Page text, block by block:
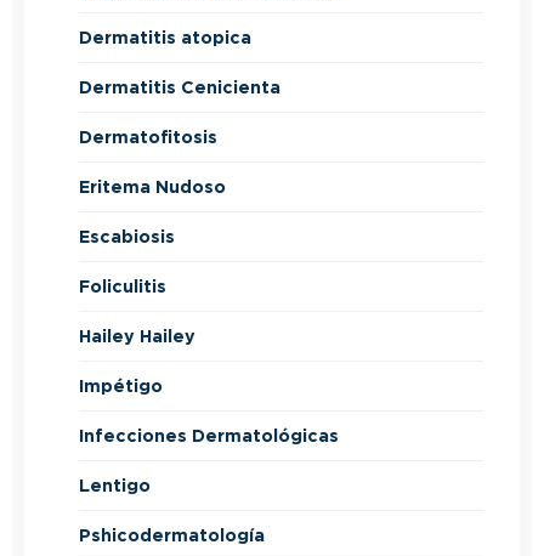
Dermatitis atopica
Dermatitis Cenicienta
Dermatofitosis
Eritema Nudoso
Escabiosis
Foliculitis
Hailey Hailey
Impétigo
Infecciones Dermatológicas
Lentigo
Pshicodermatología